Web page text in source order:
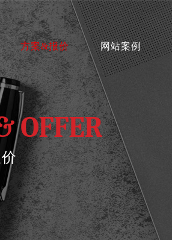
方案&报价 网站案例
OFFER